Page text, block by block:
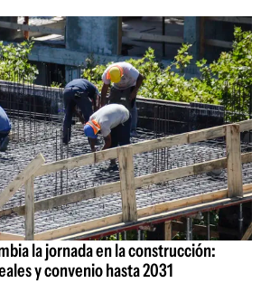
la jornada en la construcción:
y convenio hasta 2031